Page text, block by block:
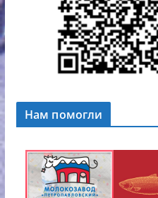
Нам помогли